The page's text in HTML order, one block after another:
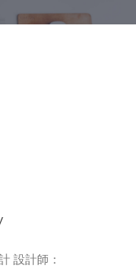
設計師：